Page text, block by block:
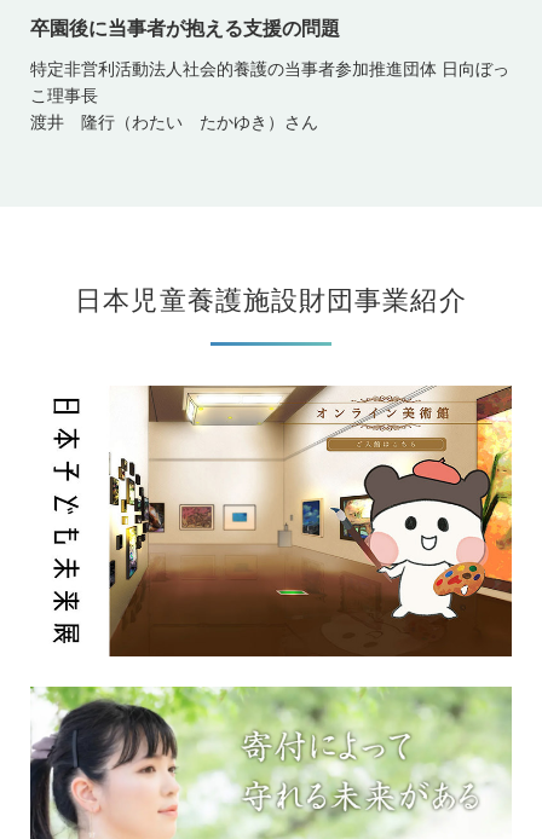
卒園後に当事者が抱える支援の問題
特定非営利活動法人社会的養護の当事者参加推進団体 日向ぼっ
こ理事長
渡井 隆行（わたい たかゆき）さん
日本児童養護施設財団事業紹介